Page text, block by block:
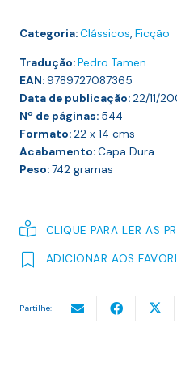
II
VOL
-
À
Sombra
Raparigas
Categoria:Clássicos, Ficção
Tradução:Pedro Tamen
EAN:9789727087365
Data de publicação:22/11/
Nº de páginas: 544
Formato:22 x 14 cms
Acabamento:Capa Dura
Peso:742 gramas
CLIQUE PARA LER AS
ADICIONAR AOS
Partilhe: